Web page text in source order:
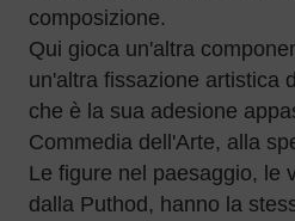
composizione.
Qui gioca un'altra
un'altra fissazione artistica
che è la sua adesione
Commedia dell'Arte, alla
Le figure nel paesaggio, le
dalla Puthod, hanno la